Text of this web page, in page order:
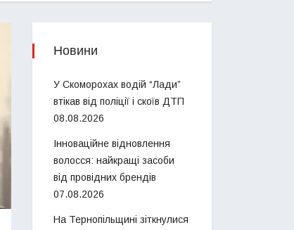
Новини
У Скоморохах водій “Лади”
втікав від поліції і скоїв ДТП
08.08.2026
Інноваційне відновлення
волосся: найкращі засоби
від провідних брендів
07.08.2026
На Тернопільщині зіткнулися